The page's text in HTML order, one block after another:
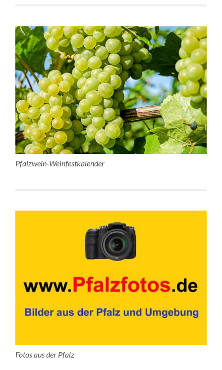
Pfalzwein-Weinfestkalender
Fotos aus der Pfalz